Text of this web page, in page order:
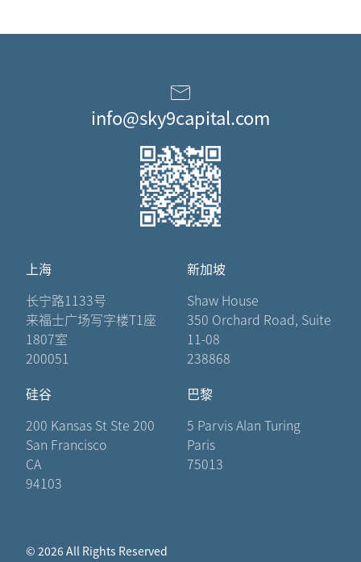
info@sky9capital.com
上海
长宁路1133号
来福士广场写字楼T1座
1807室
200051
新加坡
Shaw House
350 Orchard Road, Suite
11-08
238868
硅谷
200 Kansas St Ste 200
San Francisco
CA
94103
巴黎
5 Parvis Alan Turing
Paris
75013
© 2026 All Rights Reserved